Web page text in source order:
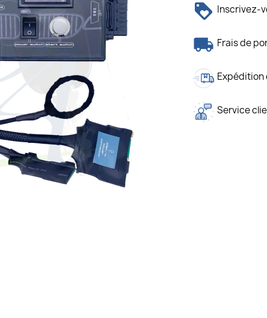
Inscrivez-
Frais de
Expédition
Service